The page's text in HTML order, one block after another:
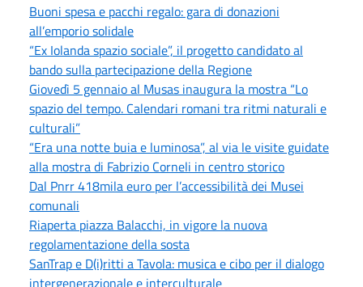
Buoni spesa e pacchi regalo: gara di donazioni
all’emporio solidale
“Ex Iolanda spazio sociale”, il progetto candidato al
bando sulla partecipazione della Regione
Giovedì 5 gennaio al Musas inaugura la mostra “Lo
spazio del tempo. Calendari romani tra ritmi naturali e
culturali”
“Era una notte buia e luminosa”, al via le visite guidate
alla mostra di Fabrizio Corneli in centro storico
Dal Pnrr 418mila euro per l’accessibilità dei Musei
comunali
Riaperta piazza Balacchi, in vigore la nuova
regolamentazione della sosta
SanTrap e D(i)ritti a Tavola: musica e cibo per il dialogo
intergenerazionale e interculturale